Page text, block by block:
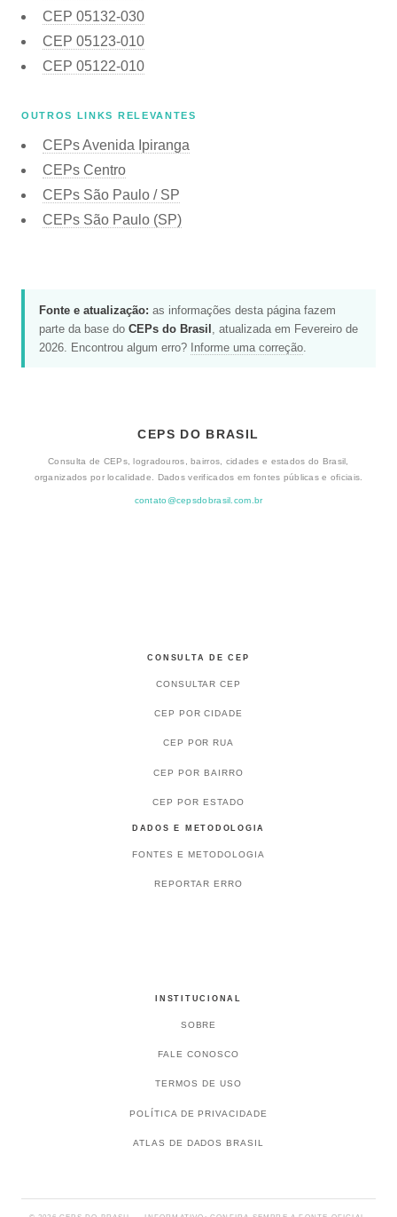
CEP 05132-030
CEP 05123-010
CEP 05122-010
OUTROS LINKS RELEVANTES
CEPs Avenida Ipiranga
CEPs Centro
CEPs São Paulo / SP
CEPs São Paulo (SP)
Fonte e atualização: as informações desta página fazem
parte da base do CEPs do Brasil , atualizada em Fevereiro de
2026. Encontrou algum erro? Informe uma correção
CEPS DO BRASIL
Consulta de CEPs, logradouros, bairros, cidades e estados do Brasil,
organizados por localidade. Dados verificados em fontes públicas e oficiais.
contato@cepsdobrasil.com.br
CONSULTA DE CEP
CONSULTAR CEP
CEP POR CIDADE
CEP POR RUA
CEP POR BAIRRO
CEP POR ESTADO
DADOS E METODOLOGIA
FONTES E METODOLOGIA
REPORTAR ERRO
INSTITUCIONAL
SOBRE
FALE CONOSCO
TERMOS DE USO
POLÍTICA DE PRIVACIDADE
ATLAS DE DADOS BRASIL